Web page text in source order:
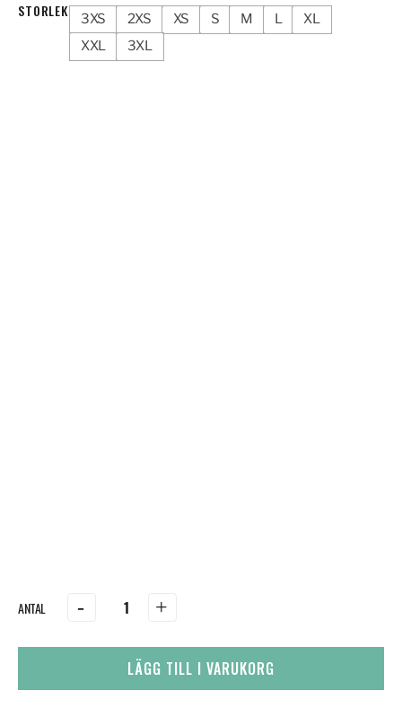
STORLEK 3XS 2XS XS S M L
XL
XXL
3XL
- +
LÄGG TILL I VARUKORG